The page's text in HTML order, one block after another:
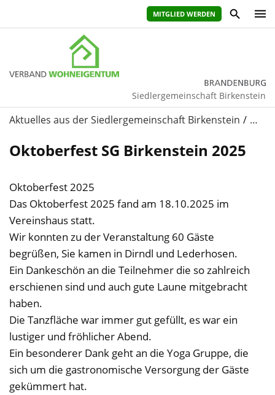
MITGLIED WERDEN
Siedlergemeinschaft Birkenstein
Aktuelles aus der Siedlergemeinschaft Birkenstein …
Oktoberfest SG Birkenstein 2025
Oktoberfest 2025
Das Oktoberfest 2025 fand am 18.10.2025 im
Vereinshaus statt.
Wir konnten zu der Veranstaltung 60 Gäste
begrüßen, Sie kamen in Dirndl und Lederhosen.
Ein Dankeschön an die Teilnehmer die so zahlreich
erschienen sind und auch gute Laune mitgebracht
haben.
Die Tanzfläche war immer gut gefüllt, es war ein
lustiger und fröhlicher Abend.
Ein besonderer Dank geht an die Yoga Gruppe, die
sich um die gastronomische Versorgung der Gäste
gekümmert hat.